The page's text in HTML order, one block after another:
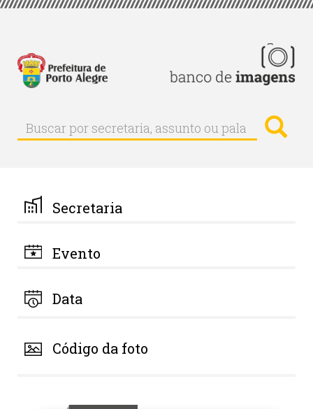
Pular
principal
Buscar
Buscar
por
palavra-
chave
Secretaria
Evento
Data
Código da foto